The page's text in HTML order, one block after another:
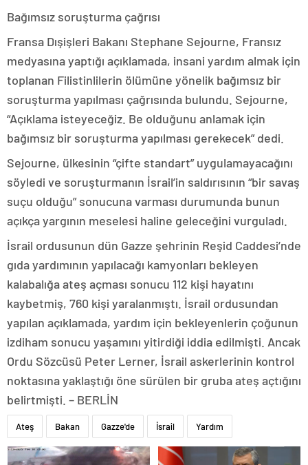
Bağımsız soruşturma çağrısı
Fransa Dışişleri Bakanı Stephane Sejourne, Fransız
medyasına yaptığı açıklamada, insani yardım almak için
toplanan Filistinlilerin ölümüne yönelik bağımsız bir
soruşturma yapılması çağrısında bulundu. Sejourne,
“Açıklama isteyeceğiz. Be olduğunu anlamak için
bağımsız bir soruşturma yapılması gerekecek” dedi.
Sejourne, ülkesinin “çifte standart” uygulamayacağını
söyledi ve soruşturmanın İsrail’in saldırısının “bir savaş
suçu olduğu” sonucuna varması durumunda bunun
açıkça yargının meselesi haline geleceğini vurguladı.
İsrail ordusunun dün Gazze şehrinin Reşid Caddesi’nde
gıda yardımının yapılacağı kamyonları bekleyen
kalabalığa ateş açması sonucu 112 kişi hayatını
kaybetmiş, 760 kişi yaralanmıştı. İsrail ordusundan
yapılan açıklamada, yardım için bekleyenlerin çoğunun
izdiham sonucu yaşamını yitirdiği iddia edilmişti. Ancak
Ordu Sözcüsü Peter Lerner, İsrail askerlerinin kontrol
noktasına yaklaştığı öne sürülen bir gruba ateş açtığını
belirtmişti. – BERLİN
Ateş Bakan Gazze'de İsrail Yardım